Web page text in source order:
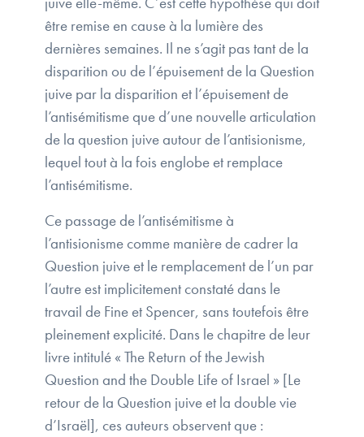
être remise en cause à la lumière des
dernières semaines. Il ne s’agit pas tant de la
disparition ou de l’épuisement de la Question
juive par la disparition et l’épuisement de
l’antisémitisme que d’une nouvelle articulation
de la question juive autour de l’antisionisme,
lequel tout à la fois englobe et remplace
l’antisémitisme.
Ce passage de l’antisémitisme à
l’antisionisme comme manière de cadrer la
Question juive et le remplacement de l’un par
l’autre est implicitement constaté dans le
travail de Fine et Spencer, sans toutefois être
pleinement explicité. Dans le chapitre de leur
livre intitulé « The Return of the Jewish
Question and the Double Life of Israel » [Le
retour de la Question juive et la double vie
d’Israël], ces auteurs observent que :